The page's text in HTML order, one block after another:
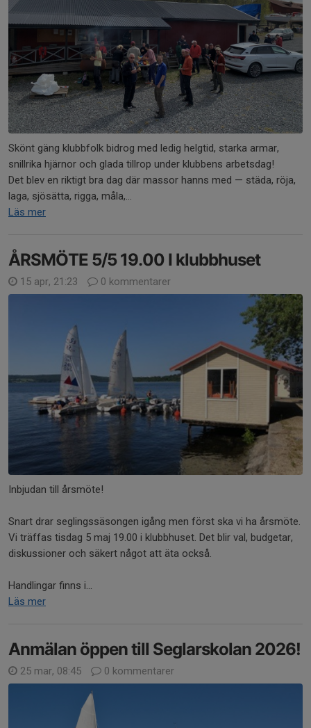
Skönt gäng klubbfolk bidrog med ledig helgtid, starka armar,
snillrika hjärnor och glada tillrop under klubbens arbetsdag!
Det blev en riktigt bra dag där massor hanns med — städa, röja,
laga, sjösätta, rigga, måla,...
Läs mer
ÅRSMÖTE 5/5 19.00 I klubbhuset
15 apr, 21:23 0 kommentarer
Inbjudan till årsmöte!
Snart drar seglingssäsongen igång men först ska vi ha årsmöte.
Vi träffas tisdag 5 maj 19.00 i klubbhuset. Det blir val, budgetar,
diskussioner och säkert något att äta också.
Handlingar finns i...
Läs mer
Anmälan öppen till Seglarskolan 2026!
25 mar, 08:45 0 kommentarer